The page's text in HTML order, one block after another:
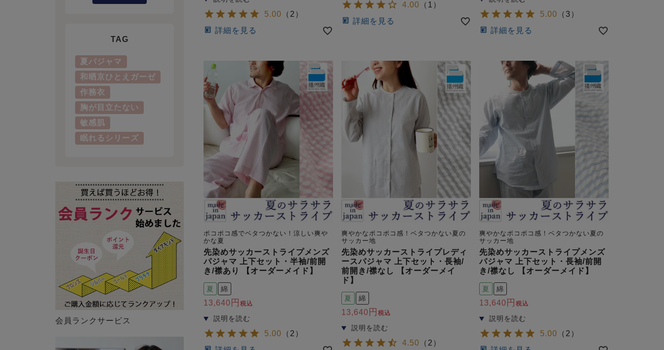
TAG
夏パジャマ
和晒京ひとえガーゼ
作務衣
胸が目立たない
敏感肌
眠れるシリーズ
会員ランクサービス
5.00 （ 2 ）
詳細を見る
4.00 （ 1 ）
詳細を見る
5.00 （3 ）
詳細を見る
ポコポコ感でベタつかない！涼しい爽や
かな夏
先染めサッカーストライプメンズ
パジャマ 上下セット・半袖/前開
き/襟あり 【オーダーメイド】
夏 綿
13,640 税込
5.00 （ 2 ）
爽やかなポコポコ感！ベタつかない夏の
サッカー地
先染めサッカーストライプレディ
ースパジャマ 上下セット・長袖/
前開き/襟なし 【オーダーメイ
ド】
夏 綿
13,640 税込
4.50 （ 2 ）
爽やかなポコポコ感！ベタつかない夏の
サッカー地
先染めサッカーストライプメンズ
パジャマ 上下セット・長袖/前開
き/襟なし 【オーダーメイド】
夏 綿
13,640 税込
5.00 （ 2 ）